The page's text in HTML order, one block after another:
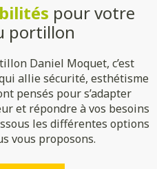
pour votre
portillon
Daniel Moquet, c’est
allie sécurité, esthétisme
pensés pour s’adapter
et répondre à vos besoins
les différentes options
vous proposons.
DMC 305